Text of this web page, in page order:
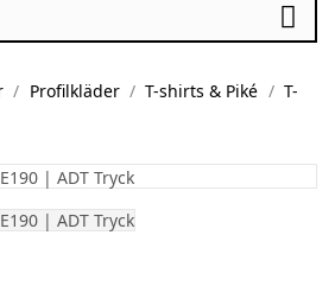

Profilkläder T-shirts & Piké
T-